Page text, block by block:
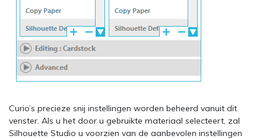
Curio’s precieze snij instellingen worden beheerd vanuit dit
venster. Als u het door u gebruikte materiaal selecteert, zal
Silhouette Studio u voorzien van de aanbevolen instellingen